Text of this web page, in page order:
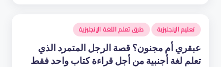
نُشر
في
تعليم الإنجليزية طرق تعلم اللغة الإنجليزية
عبقري أم مجنون؟ قصة الرجل المتمرد الذي
تعلم لغة أجنبية من أجل قراءة كتاب واحد فقط